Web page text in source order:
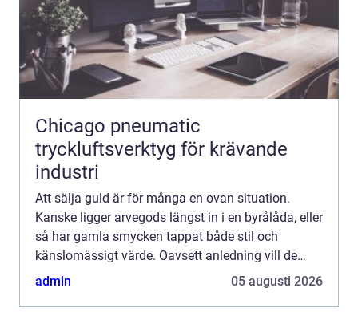
Chicago pneumatic
tryckluftsverktyg för krävande
industri
Att sälja guld är för många en ovan situation.
Kanske ligger arvegods längst in i en byrålåda, eller
så har gamla smycken tappat både stil och
känslomässigt värde. Oavsett anledning vill de
flesta ha samma sak: en trygg process, tydlig
admin 05 augusti 2026